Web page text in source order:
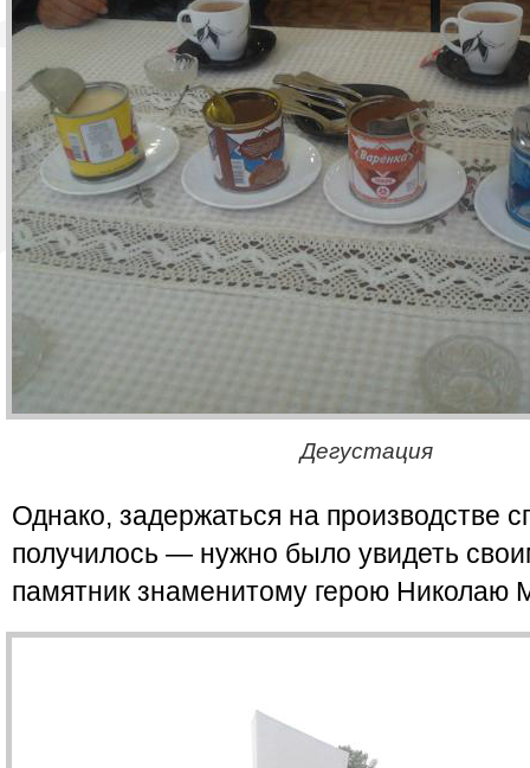
Дегустация
Однако, задержаться на производстве
получилось — нужно было увидеть
памятник знаменитому герою Николаю